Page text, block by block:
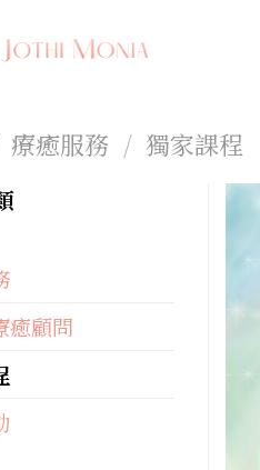
療癒服務 / 獨家課程
癒顧問